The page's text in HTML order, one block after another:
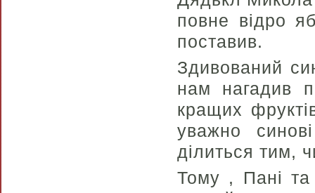
повне відро
поставив.
Здивований
нам нагадив
кращих
уважно
ділиться тим,
Тому , Пані та